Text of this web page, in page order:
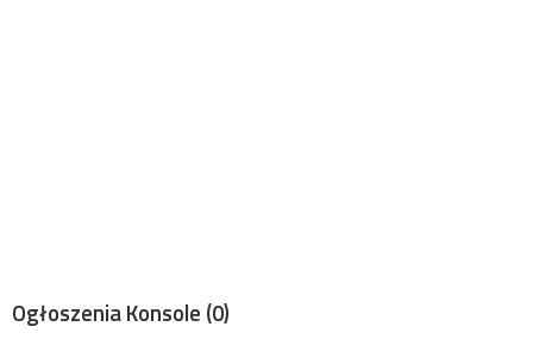
Ogłoszenia Konsole (0)